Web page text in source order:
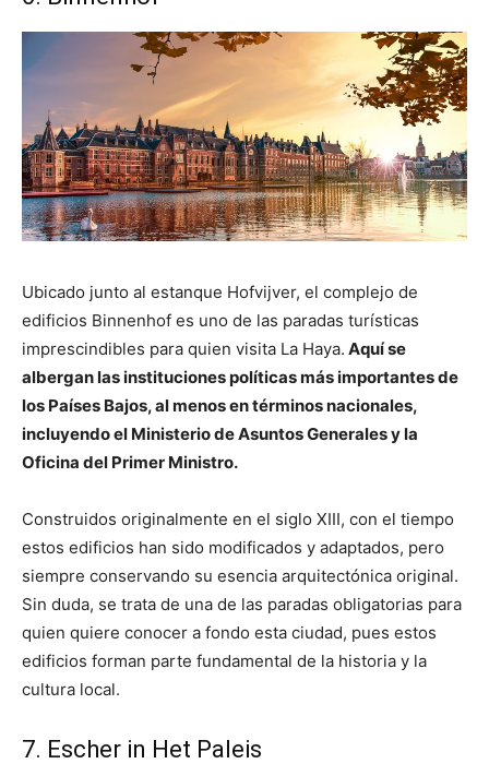
Ubicado junto al estanque Hofvijver, el complejo de
edificios Binnenhof es uno de las paradas turísticas
imprescindibles para quien visita La Haya. Aquí se
albergan las instituciones políticas más importantes de
los Países Bajos, al menos en términos nacionales,
incluyendo el Ministerio de Asuntos Generales y la
Oficina del Primer Ministro.
Construidos originalmente en el siglo XIII, con el tiempo
estos edificios han sido modificados y adaptados, pero
siempre conservando su esencia arquitectónica original.
Sin duda, se trata de una de las paradas obligatorias para
quien quiere conocer a fondo esta ciudad, pues estos
edificios forman parte fundamental de la historia y la
cultura local.
7. Escher in Het Paleis